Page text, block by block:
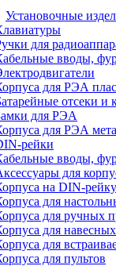
Установочные
для
вводы,
для РЭА
отсеки и
для РЭА
для РЭА
рейки
вводы,
для
на DIN-рейку
для
для ручных
для
для
для пультов